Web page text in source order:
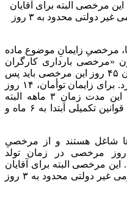
مرخصی البته برای آقایان
شاغل در قوای سه‌گانه و بخش عمومی غیر دولتی محدود به ۳ روز
مرخصیِ زایمانِ موضوع ماده
«مرخصی بارداری کارگران
زن، جمعا ۹۰ روز است. حتی الامکان ۴۵ روز این مرخصی باید پس
از وضع حمل مورد استفاده قرار گیرد. برای زایمان توأمان، ۱۴ روز
به مدت مرخصی اضافه می‌شود». این مدت زمانِ ۳ ماهه البته
سال‌ها بعد از تصویبِ قانون کار، در قوانین تکمیلی ابتدا به ۶ ماه و
شاغل هستند و از مرخصیِ
استفاده می‌کنند نیز ۱۴ روز مرخصی در زمان تولد
مرخصی البته برای آقایان
شاغل در قوای سه‌گانه و بخش عمومی غیر دولتی محدود به ۳ روز